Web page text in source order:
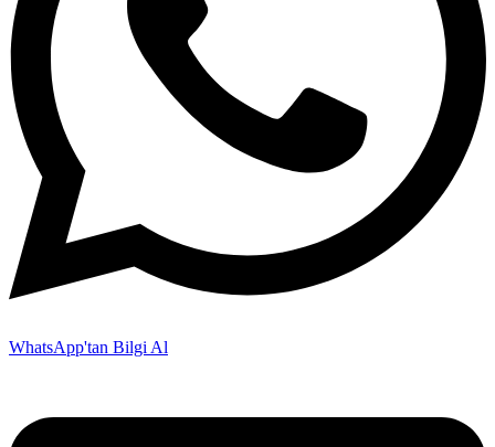
WhatsApp'tan Bilgi Al